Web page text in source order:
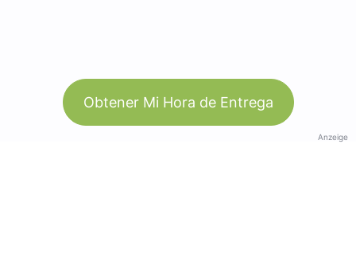
Obtener Mi Hora de Entrega
Anzeige